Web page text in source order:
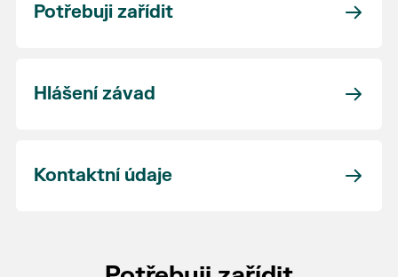
Potřebuji zařídit
Hlášení závad
Kontaktní údaje